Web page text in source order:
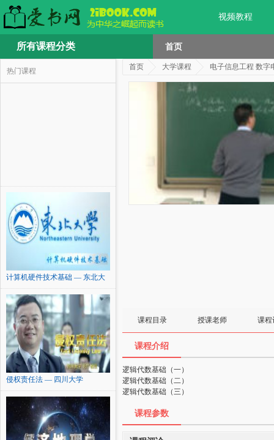
视频教程
所有课程分类 首页
热门课程
计算机硬件技术基础 — 东北大
学
侵权责任法 — 四川大学
首页 大学课程 电子信息工程 数字
课程目录 授课老师 课程
课程介绍
逻辑代数基础（一）
逻辑代数基础（二）
逻辑代数基础（三）
课程参数